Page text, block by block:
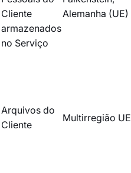
Cliente
armazenados
no Serviço
Alemanha (UE)
Arquivos do
Cliente
Multirregião UE